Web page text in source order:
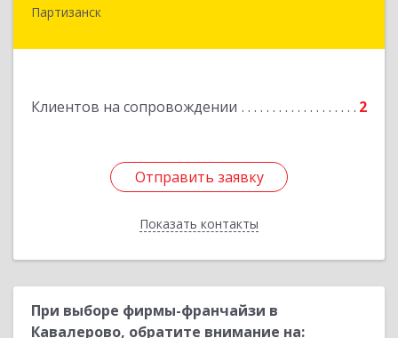
Партизанск
Клиентов на сопровождении 2
Отправить заявку
Показать контакты
692922, Приморский край, г. Находка, ул.
Отправить заявку
Назад
При выборе фирмы-франчайзи в
Кавалерово, обратите внимание на: